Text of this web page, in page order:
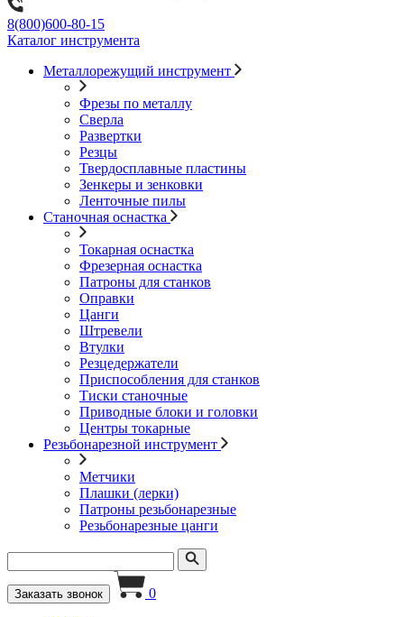
8(800)600-80-15
Каталог инструмента
Металлорежущий инструмент
Фрезы по металлу
Сверла
Развертки
Резцы
Твердосплавные пластины
Зенкеры и зенковки
Ленточные пилы
Станочная оснастка
Токарная оснастка
Фрезерная оснастка
Патроны для станков
Оправки
Цанги
Штревели
Втулки
Резцедержатели
Приспособления для станков
Тиски станочные
Приводные блоки и головки
Центры токарные
Резьбонарезной инструмент
Метчики
Плашки (лерки)
Патроны резьбонарезные
Резьбонарезные цанги
Заказать звонок 0